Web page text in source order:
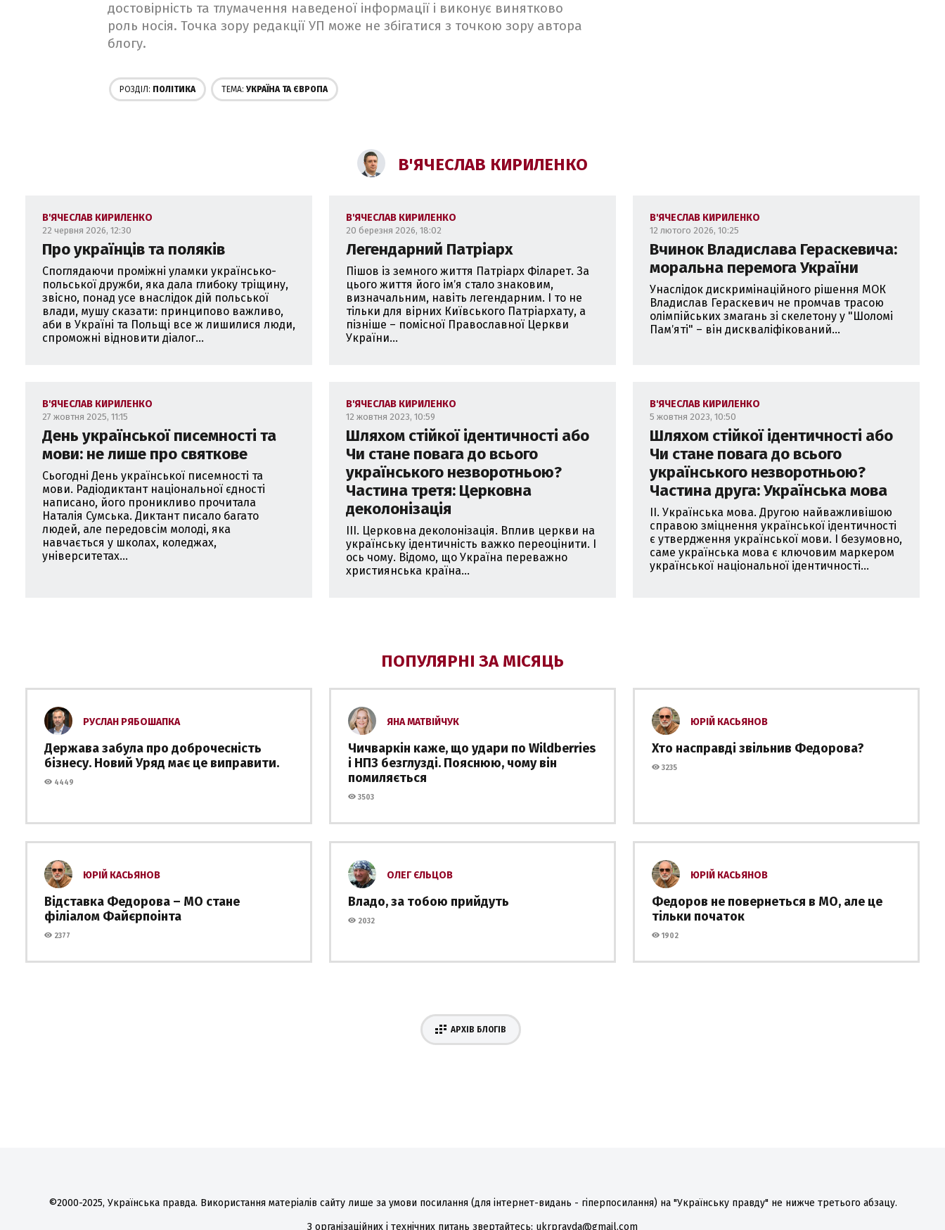
достовірність та тлумачення наведеної інформації і виконує винятково
роль носія. Точка зору редакції УП може не збігатися з точкою зору автора
блогу.
РОЗДІЛ: ПОЛІТИКА ТЕМА: УКРАЇНА ТА ЄВРОПА
В'ЯЧЕСЛАВ КИРИЛЕНКО
В'ЯЧЕСЛАВ КИРИЛЕНКО
22 червня 2026, 12:30
Про українців та поляків
Споглядаючи проміжні уламки українсько-
польської дружби, яка дала глибоку тріщину,
звісно, понад усе внаслідок дій польської
влади, мушу сказати: принципово важливо,
аби в Україні та Польщі все ж лишилися люди,
спроможні відновити діалог...
В'ЯЧЕСЛАВ КИРИЛЕНКО
20 березня 2026, 18:02
Легендарний Патріарх
Пішов із земного життя Патріарх Філарет. За
цього життя його імʼя стало знаковим,
визначальним, навіть легендарним. І то не
тільки для вірних Київського Патріархату, а
пізніше – помісної Православної Церкви
України...
В'ЯЧЕСЛАВ КИРИЛЕНКО
12 лютого 2026, 10:25
Вчинок Владислава Гераскевича:
моральна перемога України
Унаслідок дискримінаційного рішення МОК
Владислав Гераскевич не промчав трасою
олімпійських змагань зі скелетону у "Шоломі
Памʼяті" – він дискваліфікований...
В'ЯЧЕСЛАВ КИРИЛЕНКО
27 жовтня 2025, 11:15
День української писемності та
мови: не лише про святкове
Сьогодні День української писемності та
мови. Радіодиктант національної єдності
написано, його проникливо прочитала
Наталія Сумська. Диктант писало багато
людей, але передовсім молоді, яка
навчається у школах, коледжах,
університетах...
В'ЯЧЕСЛАВ КИРИЛЕНКО
12 жовтня 2023, 10:59
Шляхом стійкої ідентичності або
Чи стане повага до всього
українського незворотньою?
Частина третя: Церковна
деколонізація
ІІІ. Церковна деколонізація. Вплив церкви на
українську ідентичність важко переоцінити. І
ось чому. Відомо, що Україна переважно
християнська країна...
В'ЯЧЕСЛАВ КИРИЛЕНКО
5 жовтня 2023, 10:50
Шляхом стійкої ідентичності або
Чи стане повага до всього
українського незворотньою?
Частина друга: Українська мова
II. Українська мова. Другою найважливішою
справою зміцнення української ідентичності
є утвердження української мови. І безумовно,
саме українська мова є ключовим маркером
української національної ідентичності...
ПОПУЛЯРНІ ЗА МІСЯЦЬ
РУСЛАН РЯБОШАПКА
Держава забула про доброчесність
бізнесу. Новий Уряд має це виправити.
4449
ЯНА МАТВІЙЧУК
Чичваркін каже, що удари по Wildberries
і НПЗ безглузді. Пояснюю, чому він
помиляється
3503
ЮРІЙ КАСЬЯНОВ
Хто насправді звільнив Федорова?
3235
ЮРІЙ КАСЬЯНОВ
Відставка Федорова – МО стане
філіалом Файєрпоінта
2377
ОЛЕГ ЄЛЬЦОВ
Владо, за тобою прийдуть
2032
ЮРІЙ КАСЬЯНОВ
Федоров не повернеться в МО, але це
тільки початок
1902
АРХІВ БЛОГІВ
©2000-2025, Українська правда. Використання матеріалів сайту лише за умови посилання (для інтернет-видань - гіперпосилання) на "Українську правду" не нижче третього абзацу.
З організаційних і технічних питань звертайтесь: ukrpravda@gmail.com